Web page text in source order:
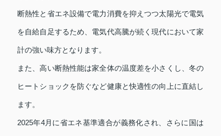
断熱性と省エネ設備で電力消費を抑えつつ太陽光で電気
を自給自足するため、電気代高騰が続く現代において家
計の強い味方となります。
また、高い断熱性能は家全体の温度差を小さくし、冬の
ヒートショックを防ぐなど健康と快適性の向上に直結し
ます。
2025年4月に省エネ基準適合が義務化され、さらに国は